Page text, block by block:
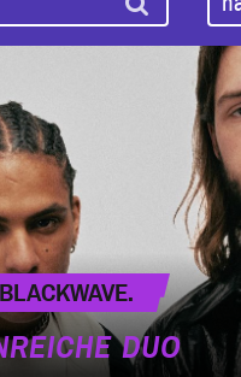
DUO